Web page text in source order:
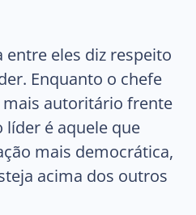
eles diz respeito
Enquanto o chefe
autoritário frente
líder é aquele que
mais democrática,
acima dos outros